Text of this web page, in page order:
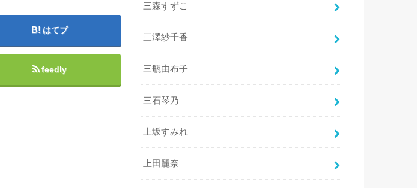
はてブ
feedly
三森すずこ
三澤紗千香
三瓶由布子
三石琴乃
上坂すみれ
上田麗奈